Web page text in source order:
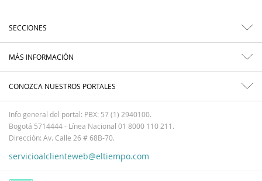
SECCIONES
MÁS INFORMACIÓN
CONOZCA NUESTROS PORTALES
Info general del portal: PBX: 57 (1) 2940100.
Bogotá 5714444 - Línea Nacional 01 8000 110 211.
Dirección: Av. Calle 26 # 68B-70.
servicioalclienteweb@eltiempo.com